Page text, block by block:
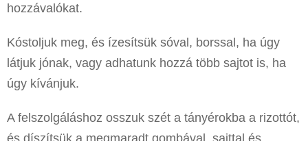
hozzávalókat.
Kóstoljuk meg, és ízesítsük sóval, borssal, ha úgy
látjuk jónak, vagy adhatunk hozzá több sajtot is, ha
úgy kívánjuk.
A felszolgáláshoz osszuk szét a tányérokba a rizottót,
és díszítsük a megmaradt gombával, sajttal és